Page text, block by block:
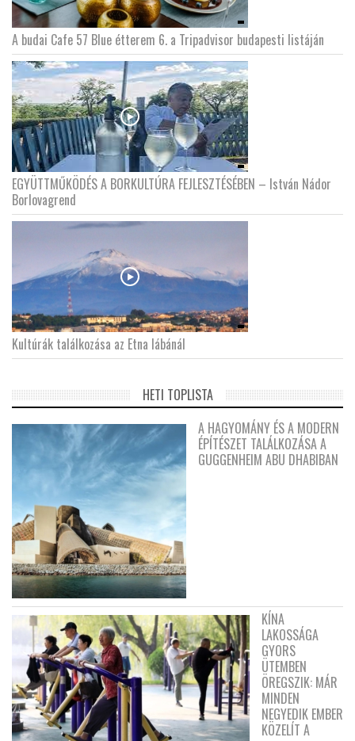
A budai Cafe 57 Blue étterem 6. a Tripadvisor budapesti listáján
EGYÜTTMŰKÖDÉS A BORKULTÚRA FEJLESZTÉSÉBEN – István Nádor
Borlovagrend
Kultúrák találkozása az Etna lábánál
HETI TOPLISTA
A HAGYOMÁNY ÉS A MODERN
ÉPÍTÉSZET TALÁLKOZÁSA A
GUGGENHEIM ABU DHABIBAN
KÍNA
LAKOSSÁGA
GYORS
ÜTEMBEN
ÖREGSZIK: MÁR
MINDEN
NEGYEDIK EMBER
KÖZELÍT A